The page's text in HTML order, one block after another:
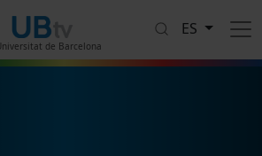
de Barcelona
ES